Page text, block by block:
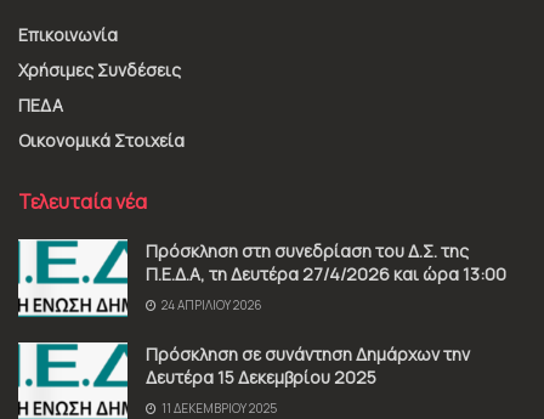
Επικοινωνία
Χρήσιμες Συνδέσεις
ΠΕΔΑ
Οικονομικά Στοιχεία
Τελευταία νέα
Πρόσκληση στη συνεδρίαση του Δ.Σ. της
Π.Ε.Δ.Α, τη Δευτέρα 27/4/2026 και ώρα 13:00
24 ΑΠΡΙΛΊΟΥ 2026
Πρόσκληση σε συνάντηση Δημάρχων την
Δευτέρα 15 Δεκεμβρίου 2025
11 ΔΕΚΕΜΒΡΊΟΥ 2025